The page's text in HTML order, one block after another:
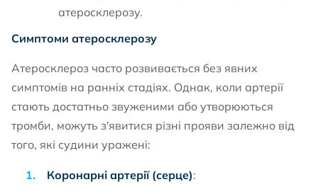
атеросклерозу.
Симптоми атеросклерозу
Атеросклероз часто розвивається без явних
симптомів на ранніх стадіях. Однак, коли артерії
стають достатньо звуженими або утворюються
тромби, можуть з'явитися різні прояви залежно від
того, які судини уражені:
Коронарні артерії (серце):